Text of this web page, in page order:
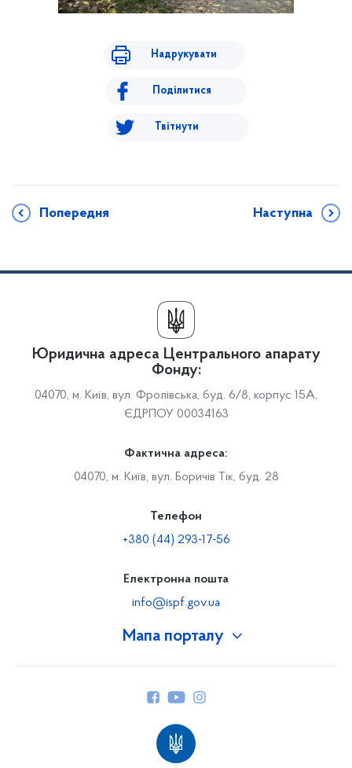
Надрукувати
Поділитися
Твітнути
Попередня Наступна
Мапа порталу
Юридична адреса Центрального апарату
Фонду:
04070, м. Київ, вул. Фролівська, буд. 6/8, корпус 15А,
ЄДРПОУ 00034163
Фактична адреса:
04070, м. Київ, вул. Боричів Тік, буд. 28
Телефон
+380 (44) 293-17-56
Електронна пошта
info@ispf.gov.ua